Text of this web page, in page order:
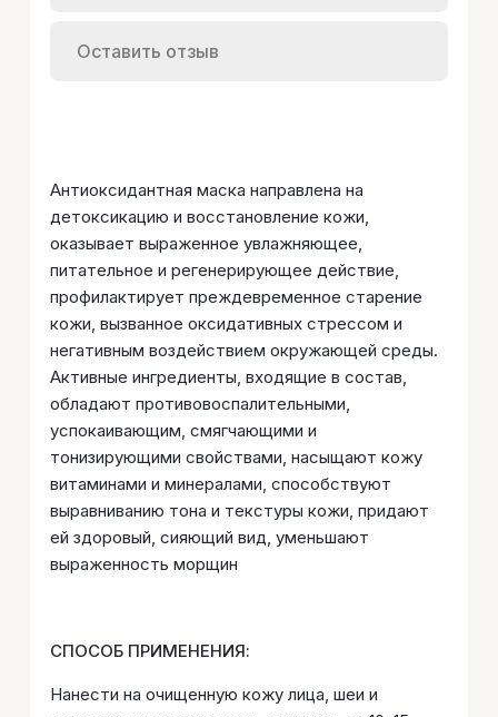
Оставить отзыв
Антиоксидантная маска направлена на
детоксикацию и восстановление кожи,
оказывает выраженное увлажняющее,
питательное и регенерирующее действие,
профилактирует преждевременное старение
кожи, вызванное оксидативных стрессом и
негативным воздействием окружающей среды.
Активные ингредиенты, входящие в состав,
обладают противовоспалительными,
успокаивающим, смягчающими и
тонизирующими свойствами, насыщают кожу
витаминами и минералами, способствуют
выравниванию тона и текстуры кожи, придают
ей здоровый, сияющий вид, уменьшают
выраженность морщин
СПОСОБ ПРИМЕНЕНИЯ:
Нанести на очищенную кожу лица, шеи и